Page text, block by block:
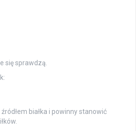
się sprawdzą.
białka i powinny stanowić